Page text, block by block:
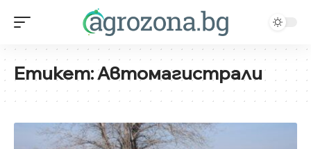
Етикет:Автомагистрали